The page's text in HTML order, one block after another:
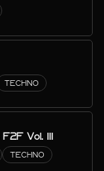
TECHNO
Vol. III
TECHNO